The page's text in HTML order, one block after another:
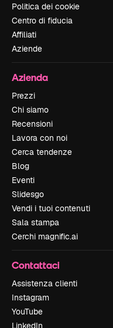
Politica dei cookie
Centro di fiducia
Affiliati
Aziende
Azienda
Prezzi
Chi siamo
Recensioni
Lavora con noi
Cerca tendenze
Blog
Eventi
Slidesgo
Vendi i tuoi contenuti
Sala stampa
Cerchi magnific.ai
Contattaci
Assistenza clienti
Instagram
YouTube
LinkedIn